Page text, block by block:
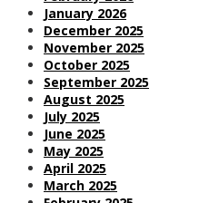
January 2026
December 2025
November 2025
October 2025
September 2025
August 2025
July 2025
June 2025
May 2025
April 2025
March 2025